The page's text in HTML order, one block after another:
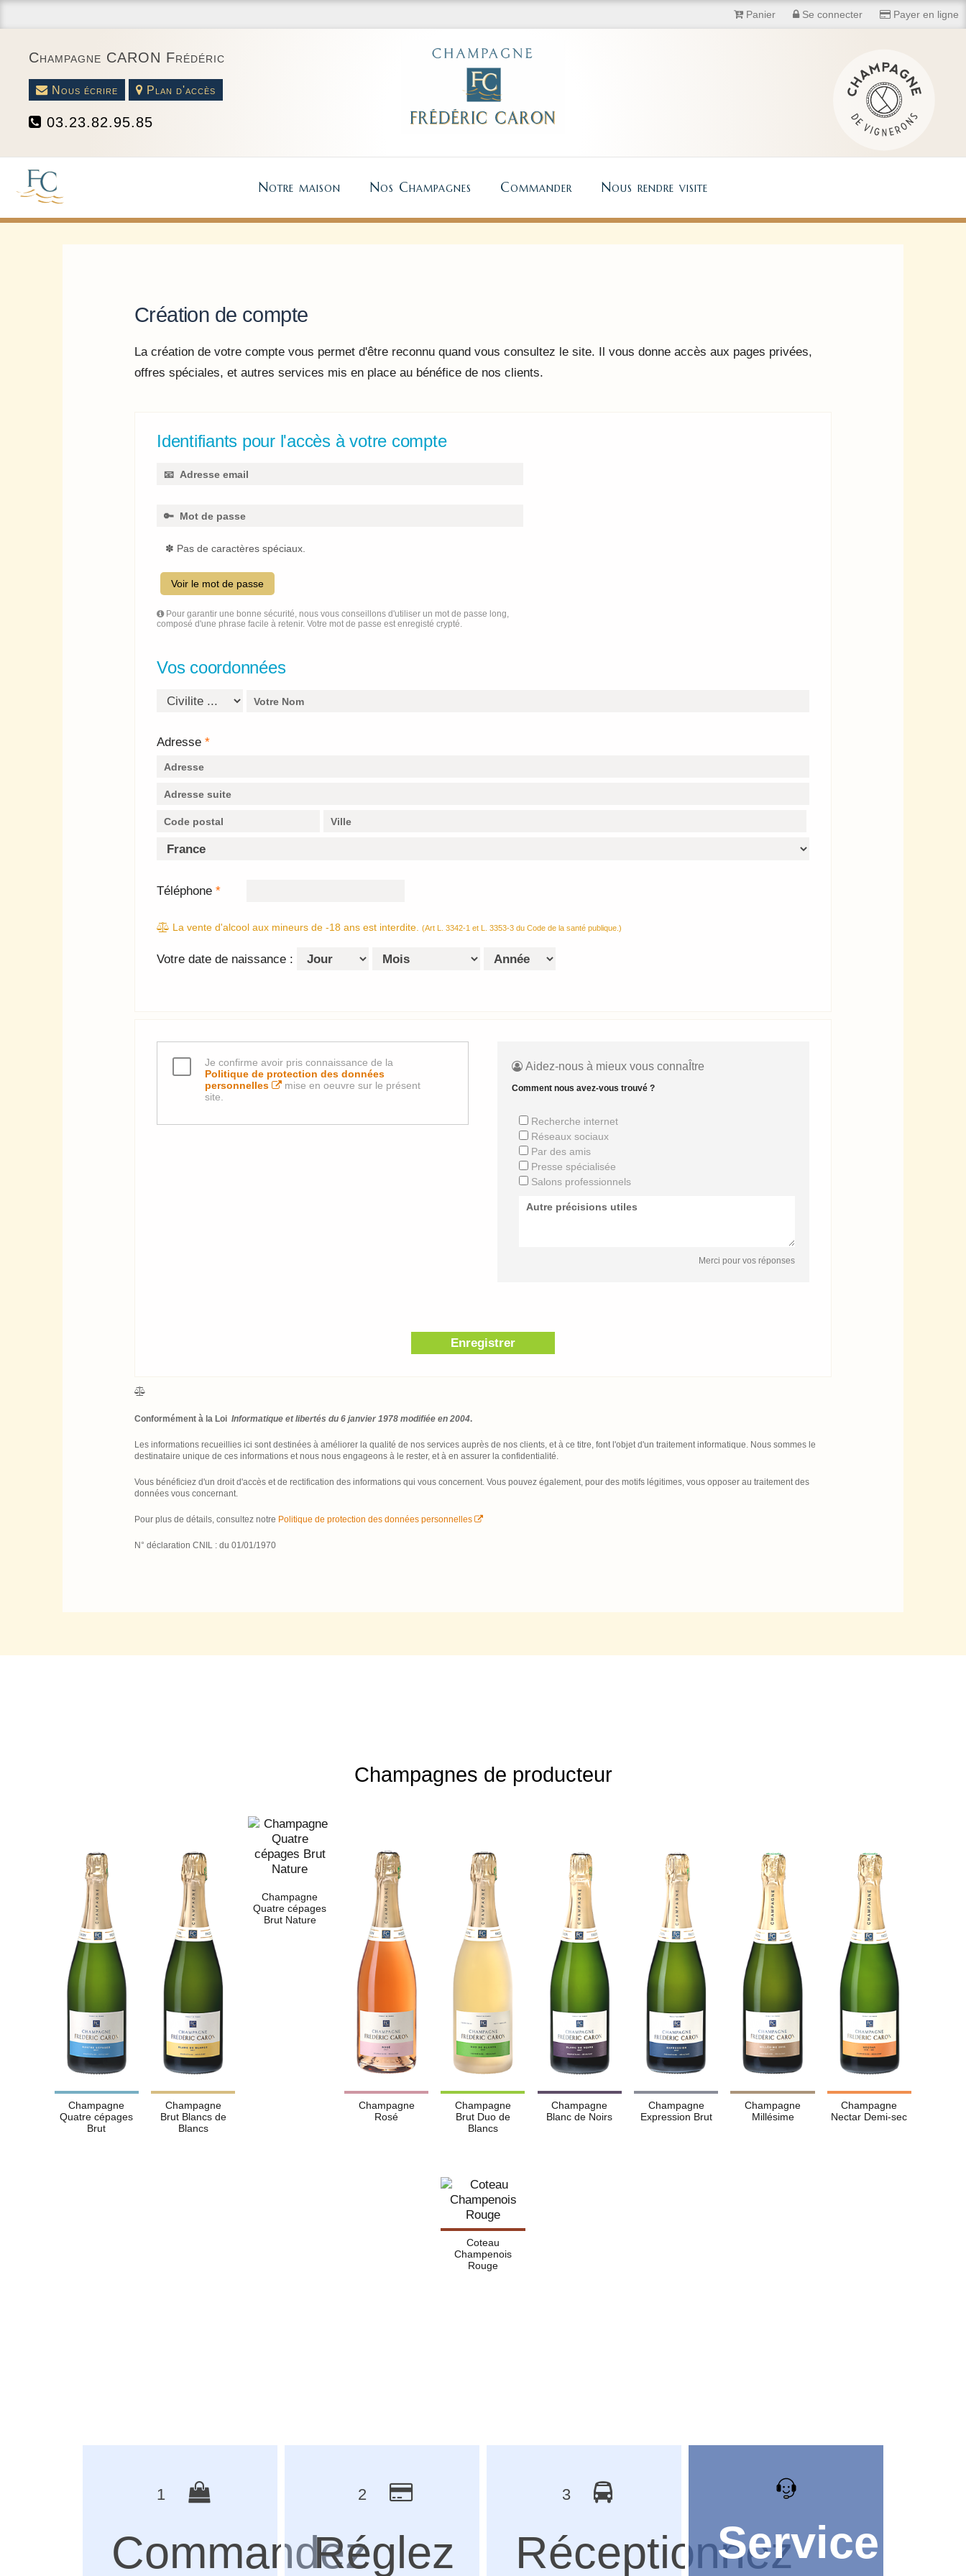
Panier Se connecter Payer en ligne
Champagne CARON Frédéric
Nous écrire Plan d'accès
03.23.82.95.85
Notre maison Nos Champagnes Commander Nous rendre visite
Création de compte
La création de votre compte vous permet d'être reconnu quand vous consultez le site. Il vous donne accès aux pages privées,
offres spéciales, et autres services mis en place au bénéfice de nos clients.
Identifiants pour l'accès à votre compte
✽ Pas de caractères spéciaux.
Voir le mot de passe
Pour garantir une bonne sécurité, nous vous conseillons d'utiliser un mot de passe long,
composé d'une phrase facile à retenir. Votre mot de passe est enregisté crypté.
Vos coordonnées
Adresse *
Téléphone *
La vente d'alcool aux mineurs de -18 ans est interdite. (Art L. 3342-1 et L. 3353-3 du Code de la santé publique.)
Votre date de naissance :
Je confirme avoir pris connaissance de la
Politique de protection des données
personnelles
mise en oeuvre sur le présent
site.
Aidez-nous à mieux vous connaÎtre
Comment nous avez-vous trouvé ?
Recherche internet
Réseaux sociaux
Par des amis
Presse spécialisée
Salons professionnels
Merci pour vos réponses
Conformément à la Loi Informatique et libertés du 6 janvier 1978 modifiée en 2004.
Les informations recueillies ici sont destinées à améliorer la qualité de nos services auprès de nos clients, et à ce titre, font l'objet d'un traitement informatique. Nous sommes le
destinataire unique de ces informations et nous nous engageons à le rester, et à en assurer la confidentialité.
Vous bénéficiez d'un droit d'accès et de rectification des informations qui vous concernent. Vous pouvez également, pour des motifs légitimes, vous opposer au traitement des
données vous concernant.
Pour plus de détails, consultez notre Politique de protection des données personnelles
N° déclaration CNIL : du 01/01/1970
Champagnes de producteur
Champagne
Quatre cépages
Brut
Champagne
Brut Blancs de
Blancs
Champagne
Quatre cépages
Brut Nature
Champagne
Rosé
Champagne
Brut Duo de
Blancs
Champagne
Blanc de Noirs
Champagne
Expression Brut
Champagne
Millésime
Champagne
Nectar Demi-sec
Coteau
Champenois
Rouge
1
Commandez
2
Réglez
3
RéceptionnezService